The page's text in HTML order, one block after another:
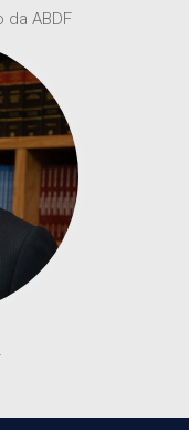
da ABDF